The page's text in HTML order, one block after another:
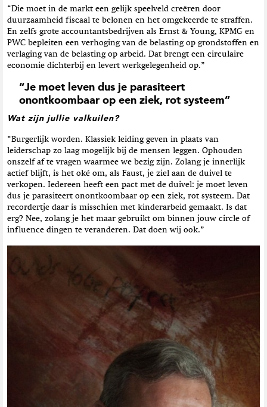
“Die moet in de markt een gelijk speelveld creëren door
duurzaamheid fiscaal te belonen en het omgekeerde te straffen.
En zelfs grote accountantsbedrijven als Ernst & Young, KPMG en
PWC bepleiten een verhoging van de belasting op grondstoffen en
verlaging van de belasting op arbeid. Dat brengt een circulaire
economie dichterbij en levert werkgelegenheid op.”
“Je moet leven dus je parasiteert
onontkoombaar op een ziek, rot systeem”
Wat zijn jullie valkuilen?
“Burgerlijk worden. Klassiek leiding geven in plaats van
leiderschap zo laag mogelijk bij de mensen leggen. Ophouden
onszelf af te vragen waarmee we bezig zijn. Zolang je innerlijk
actief blijft, is het oké om, als Faust, je ziel aan de duivel te
verkopen. Iedereen heeft een pact met de duivel: je moet leven
dus je parasiteert onontkoombaar op een ziek, rot systeem. Dat
recordertje daar is misschien met kinderarbeid gemaakt. Is dat
erg? Nee, zolang je het maar gebruikt om binnen jouw circle of
influence dingen te veranderen. Dat doen wij ook.”